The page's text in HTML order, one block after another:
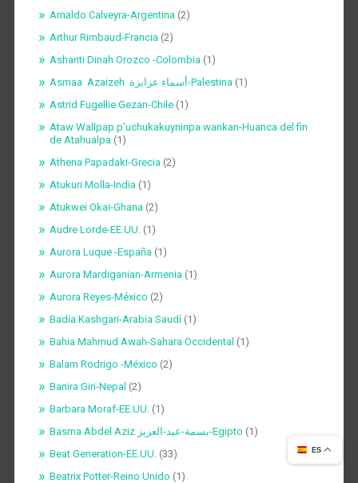
Arnaldo Calveyra-Argentina(2)
Arthur Rimbaud-Francia(2)
Ashanti Dinah Orozco -Colombia(1)
Asmaa Azaizeh أسماء عزايزة-Palestina(1)
Astrid Fugellie Gezan-Chile(1)
Ataw Wallpap p’uchukakuyninpa wankan-Huanca del fin
de Atahualpa(1)
Athena Papadaki-Grecia(2)
Atukuri Molla-India(1)
Atukwei Okai-Ghana(2)
Audre Lorde-EE.UU.(1)
Aurora Luque -España(1)
Aurora Mardiganian-Armenia(1)
Aurora Reyes-México (2)
Badía Kashgari-Arabia Saudí(1)
Bahia Mahmud Awah-Sahara Occidental (1)
Balam Rodrigo -México (2)
Banira Giri-Nepal (2)
Barbara Moraf-EE.UU.(1)
Basma Abdel Aziz بسمة-عبد-العزيز-Egipto (1)
Beat Generation-EE.UU.(33)
Beatrix Potter-Reino Unido (1)
ES